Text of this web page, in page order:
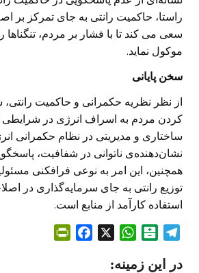
راستا، حاکمیت رانتی به جای تمرکز بر
سعی می کند تا با فشار بر مردم، تنگناها را
موکول نماید.
سخن پایانی
از نظر نظریه حکمرانی و حاکمیت
کردن مردم به اسراف انرژی در شرایطی
ساختاری و مدیریتی در نظام حکمرانی
نشان‌دهنده‌ی ناتوانی در شفافیت،
همچنین، این امر به نوعی فرافکنی
توزیع رانتی به جای سرمایه‌گذاری در
استفاده کارآمد از منابع است.
l
W
a
در این زمینه: